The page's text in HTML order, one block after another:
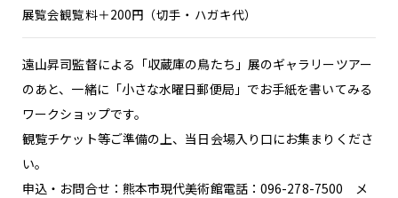
展覧会観覧料＋200円（切手・ハガキ代）
遠山昇司監督による「収蔵庫の鳥たち」展のギャラリーツアー
のあと、一緒に「小さな水曜日郵便局」でお手紙を書いてみる
ワークショップです。
観覧チケット等ご準備の上、当日会場入り口にお集まりくださ
い。
申込・お問合せ：熊本市現代美術館電話：096-278-7500 メ